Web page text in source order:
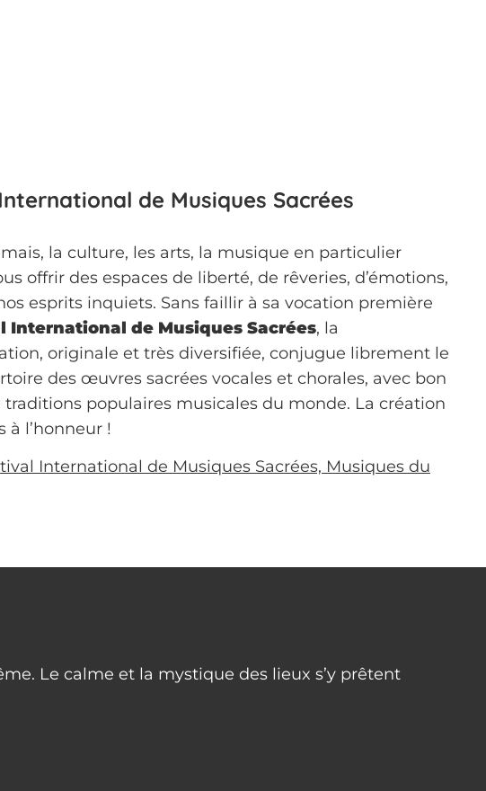
de Musiques Sacrées
la culture, les arts, la musique en particulier
offrir des espaces de liberté, de rêveries, d’émotions,
esprits inquiets. Sans faillir à sa vocation première
International de Musiques Sacrées, la
originale et très diversifiée, conjugue librement le
des œuvres sacrées vocales et chorales, avec bon
populaires musicales du monde. La création
à l’honneur !
International de Musiques Sacrées, Musiques du
Le calme et la mystique des lieux s’y prêtent